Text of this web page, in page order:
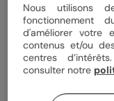
Format
Nous utilisons
d'améliorer votre
contenus et/ou
centres
consulter notre